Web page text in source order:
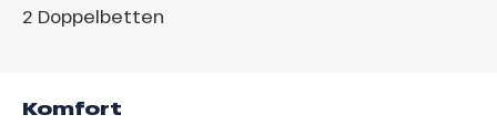
2 Doppelbetten
Komfort